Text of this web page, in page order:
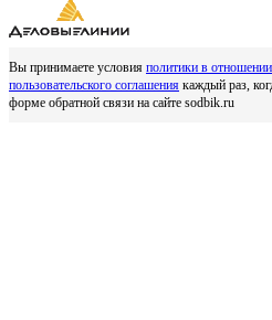
Вы принимаете условия политики в
пользовательского соглашения каждый раз,
форме обратной связи на сайте sodbik.ru